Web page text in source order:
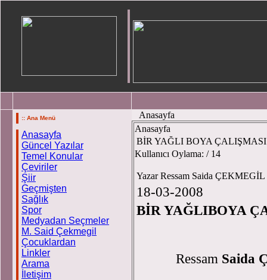
:: Ana Menü
Anasayfa
Güncel Yazılar
Temel Konular
Çeviriler
Şiir
Geçmişten
Sağlık
Spor
Medyadan Seçmeler
M. Said Çekmegil
Çocuklardan
Linkler
Arama
İletişim
Anasayfa
Anasayfa
BİR YAĞLI BOYA ÇALIŞMASI
Kullanıcı Oylama: / 14
Yazar Ressam Saida ÇEKMEGİL
18-03-2008
BİR YAĞLIBOYA
Ressam Saida